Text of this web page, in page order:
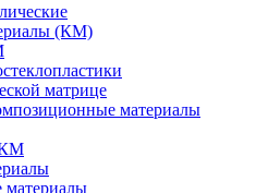
(КМ)
матрице
материалы
КМ
материалы